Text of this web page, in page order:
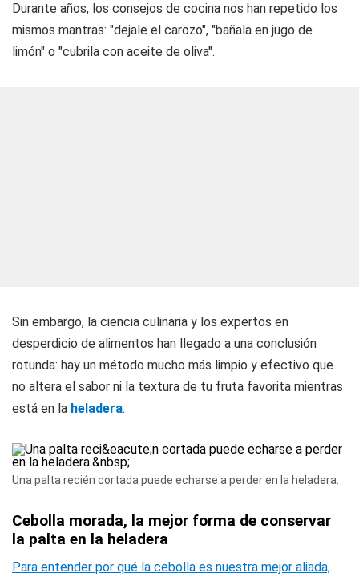
Durante años, los consejos de cocina nos han repetido los
mismos mantras: "dejale el carozo", "bañala en jugo de
limón" o "cubrila con aceite de oliva".
Sin embargo, la ciencia culinaria y los expertos en
desperdicio de alimentos han llegado a una conclusión
rotunda: hay un método mucho más limpio y efectivo que
no altera el sabor ni la textura de tu fruta favorita mientras
está en la heladera.
Una palta recién cortada puede echarse a perder en la heladera.
Cebolla morada, la mejor forma de conservar
la palta en la heladera
Para entender por qué la cebolla es nuestra mejor aliada,